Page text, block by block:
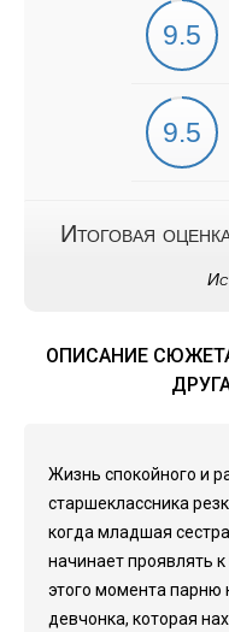
Итоговая
ОПИСАНИЕ
Жизнь спокойного и
старшеклассника
когда младшая
начинает проявлять
этого момента парню
девчонка, которая